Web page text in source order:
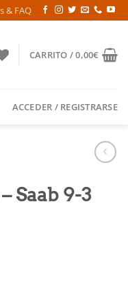
& FAQ
CARRITO /0,00€
ACCEDER / REGISTRARSE
Saab 9-3